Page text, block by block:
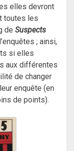
elles devront
toutes les
de Suspects
; ainsi,
si elles
aux différentes
de changer
enquête (en
de points).